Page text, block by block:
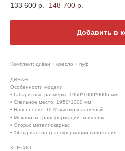
133 600 р. 148 700 р.
Добавить в
Комплект: диван + кресло + пуф
ДИВАН:
Особенности модели:
• Габаритные размеры: 1950*1000*900h мм
• Спальное место: 1950*1300 мм
• Наполнение: ППУ высокоэластичный
• Механизм трансформации: клик-кляк
• Опоры: металлокаркас
• 14 вариантов трансформации положения
КРЕСЛО: